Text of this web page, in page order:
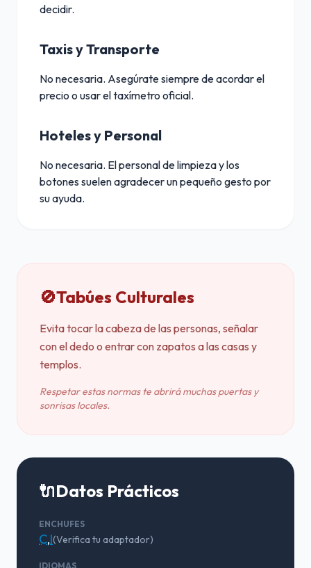
decidir.
Taxis y Transporte
No necesaria. Asegúrate siempre de acordar el
precio o usar el taxímetro oficial.
Hoteles y Personal
No necesaria. El personal de limpieza y los
botones suelen agradecer un pequeño gesto por
su ayuda.
🚫Tabúes Culturales
Evita tocar la cabeza de las personas, señalar
con el dedo o entrar con zapatos a las casas y
templos.
Respetar estas normas te abrirá muchas puertas y
sonrisas locales.
🔌Datos Prácticos
ENCHUFES
C,I(Verifica tu adaptador)
IDIOMAS